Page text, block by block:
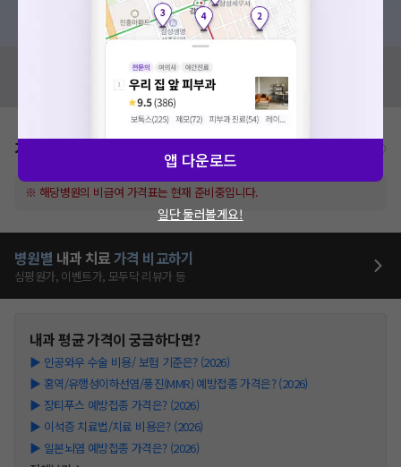
혹은, 의료상담 서비스에 다양한 게시글 보러가기
혹시 잘못된 병원정보가 있나요?
모두닥 팀에 알려주세요!
가격표
※ 해당병원의 비급여 가격표는 현재 준비중입니다.
병원별 내과 치료가격 비교하기
심평원가, 이벤트가, 모두닥 리뷰가 등
내과평균 가격이 궁금하다면?
▶ 인공와우 수술 비용/ 보험 기준은? (2026)
▶ 홍역/유행성이하선염/풍진(MMR) 예방접종 가격은? (2026)
▶ 장티푸스 예방접종 가격은? (2026)
▶ 이석증 치료법/치료 비용은? (2026)
▶ 일본뇌염 예방접종 가격은? (2026)
앱 다운로드
일단 둘러볼게요!